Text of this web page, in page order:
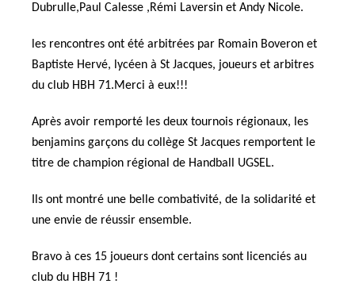
Dubrulle,Paul Calesse ,Rémi Laversin et Andy Nicole.
les rencontres ont été arbitrées par Romain Boveron et
Baptiste Hervé, lycéen à St Jacques, joueurs et arbitres
du club HBH 71.Merci à eux!!!
Après avoir remporté les deux tournois régionaux, les
benjamins garçons du collège St Jacques remportent le
titre de champion régional de Handball UGSEL.
Ils ont montré une belle combativité, de la solidarité et
une envie de réussir ensemble.
Bravo à ces 15 joueurs dont certains sont licenciés au
club du HBH 71 !